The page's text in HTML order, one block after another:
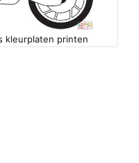
kleurplaten printen